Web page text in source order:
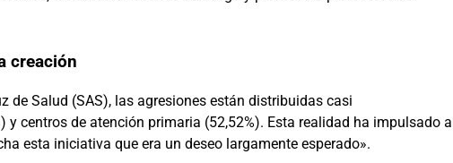
creación
de Salud (SAS), las agresiones están distribuidas casi
centros de atención primaria (52,52%). Esta realidad ha impulsado al
esta iniciativa que era un deseo largamente esperado».